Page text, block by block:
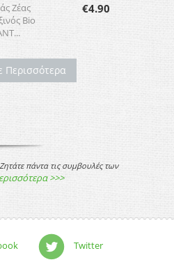
Ζέας
Bio
€4.90
Περισσότερα
πάντα τις συμβουλές των
>>>
Twitter